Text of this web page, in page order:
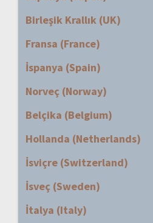
Birleşik Krallık (UK)
Fransa (France)
İspanya (Spain)
Norveç (Norway)
Belçika (Belgium)
Hollanda (Netherlands)
İsviçre (Switzerland)
İsveç (Sweden)
İtalya (Italy)